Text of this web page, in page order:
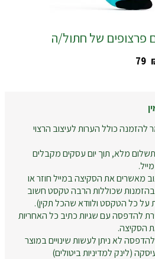
פרצופים של חתול/ה
‎79
כולל הערות לעיצוב הרצוי
מלא, תוך יום עסקים מקבלים
מאשרים את הסקיצה במייל חוזר או
שכוללות הרבה טקסט חשוב
על כל הטקסט ולוודא שהכל תקין).
להדפסה עם שגיות כתיב כל האחריות
הסקיצה.
לא ניתן לעשות שינויים במוצר
(לינק למדיניות ביטולים)